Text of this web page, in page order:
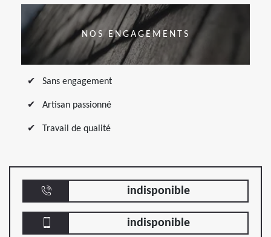
NOS ENGAGEMENTS
Sans engagement
Artisan passionné
Travail de qualité
indisponible
indisponible